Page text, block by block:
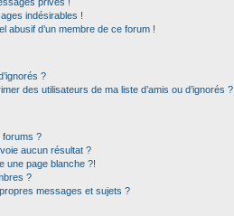
indésirables !
abusif d’un membre de ce forum !
?
des utilisateurs de ma liste d’amis ou d’ignorés ?
forums ?
aucun résultat ?
une page blanche ?!
?
messages et sujets ?